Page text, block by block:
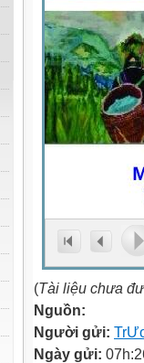
(Tài liệu chưa
Nguồn:
Người gửi:
Ngày gửi: